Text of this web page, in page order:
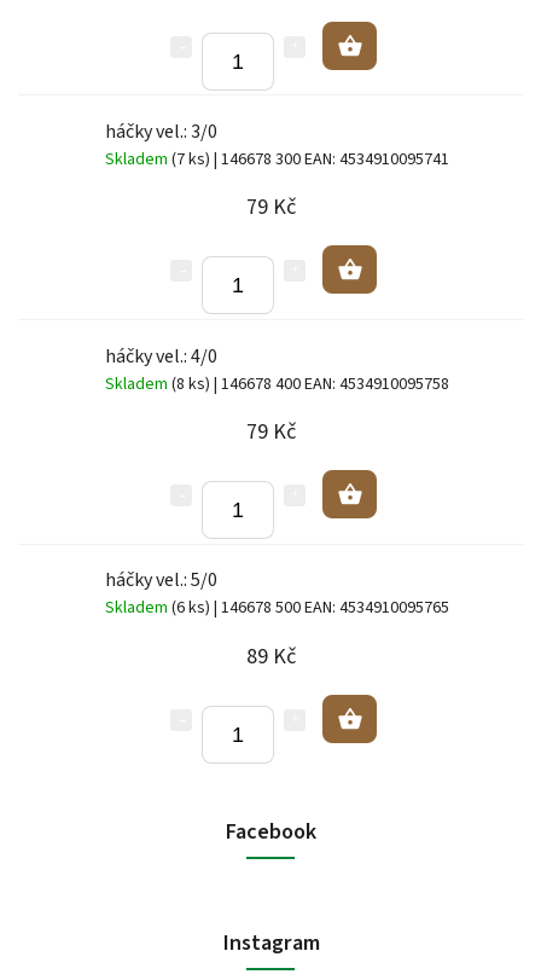
háčky vel.: 3/0
Skladem (7 ks) | 146678 300EAN: 4534910095741
79 Kč
háčky vel.: 4/0
Skladem (8 ks) | 146678 400EAN: 4534910095758
79 Kč
háčky vel.: 5/0
Skladem (6 ks) | 146678 500EAN: 4534910095765
89 Kč
Facebook
Instagram